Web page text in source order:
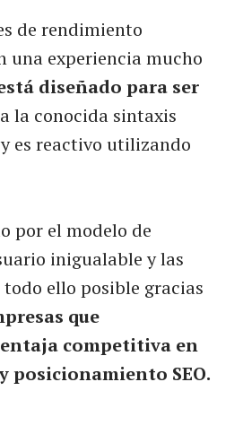
de rendimiento
una experiencia mucho
diseñado para ser
la conocida sintaxis
es reactivo utilizando
por el modelo de
inigualable y las
ello posible gracias
que
competitiva en
posicionamiento SEO.